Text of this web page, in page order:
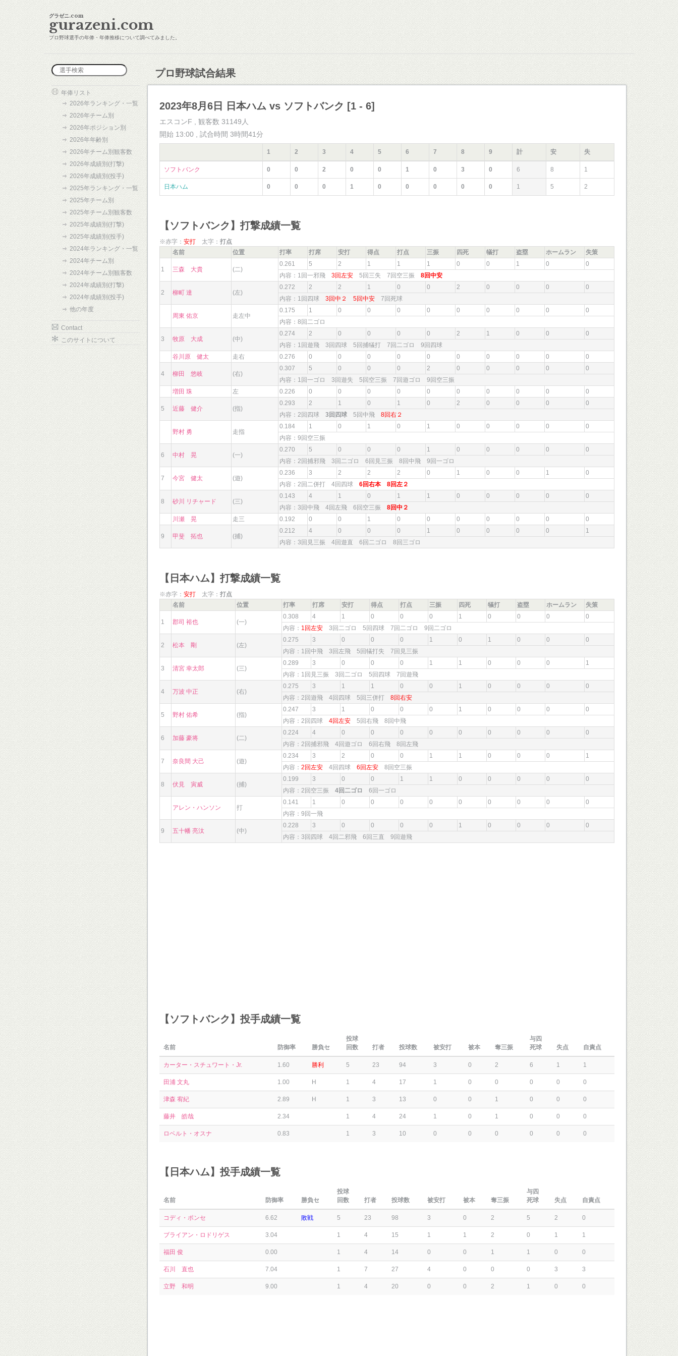
グラゼニ.com
gurazeni.com
プロ野球選手の年俸・年俸推移について調べてみました。
年俸リスト
2026年ランキング・一覧
2026年チーム別
2026年ポジション別
2026年年齢別
2026年チーム別観客数
2026年成績別(打撃)
2026年成績別(投手)
2025年ランキング・一覧
2025年チーム別
2025年チーム別観客数
2025年成績別(打撃)
2025年成績別(投手)
2024年ランキング・一覧
2024年チーム別
2024年チーム別観客数
2024年成績別(打撃)
2024年成績別(投手)
他の年度
Contact
このサイトについて
プロ野球試合結果
2023年8月6日 日本ハム vs ソフトバンク [1 - 6]
エスコンF , 観客数 31149人
開始 13:00 , 試合時間 3時間41分
1 2 3 4 5 6 7 8 9 計 安 失
ソフトバンク 0 0 2 0 0 1 0 3 0 6 8 1
日本ハム 0 0 0 1 0 0 0 0 0 1 5 2
【ソフトバンク】打撃成績一覧
※赤字： 安打 太字： 打点
名前
位置 打率 打席 安打 得点 打点 三振 四死 犠打 盗塁 ホームラン 失策
1 三森 大貴 (二)
0.261 5 2 1 1 1 0 0 1 0
0
内容：1回一邪飛 3回左安 5回三失 7回空三振 8回中安
2 柳町 達 (左)
0.272 2 2 1 0 0 2 0 0 0
0
内容：1回四球 3回中２ 5回中安 7回死球
周東 佑京 走左中
0.175 1 0 0 0 0 0 0 0 0
0
内容：8回二ゴロ
3 牧原 大成 (中)
0.274 2 0 0 0 0 2 1 0 0
0
内容：1回遊飛 3回四球 5回捕犠打 7回二ゴロ 9回四球
谷川原 健太
走右 0.276 0 0 0 0 0 0 0 0 0 0
4 柳田 悠岐 (右)
0.307 5 0 0 0 2 0 0 0 0
0
内容：1回一ゴロ 3回遊失 5回空三振 7回遊ゴロ 9回空三振
増田 珠
左 0.226 0 0 0 0 0 0 0 0 0 0
5 近藤 健介 (指)
0.293 2 1 0 1 0 2 0 0 0
0
内容：2回四球 3回四球 5回中飛 8回右２
野村 勇 走指
0.184 1 0 1 0 1 0 0 0 0
0
内容：9回空三振
6 中村 晃 (一)
0.270 5 0 0 0 1 0 0 0 0
0
内容：2回捕邪飛 3回二ゴロ 6回見三振 8回中飛 9回一ゴロ
7 今宮 健太 (遊)
0.236 3 2 2 2 0 1 0 0 1
0
内容：2回二併打 4回四球 6回右本 8回左２
8 砂川 リチャード (三)
0.143 4 1 0 1 1 0 0 0 0
0
内容：3回中飛 4回左飛 6回空三振 8回中２
川瀬 晃
走三 0.192 0 0 1 0 0 0 0 0 0 0
9 甲斐 拓也 (捕)
0.212 4 0 0 0 1 0 0 0 0
1
内容：3回見三振 4回遊直 6回二ゴロ 8回三ゴロ
【日本ハム】打撃成績一覧
※赤字： 安打 太字： 打点
名前
位置 打率 打席 安打 得点 打点 三振 四死 犠打 盗塁 ホームラン 失策
1 郡司 裕也 (一)
0.308 4 1 0 0 0 1 0 0 0
0
内容： 1回左安 3回二ゴロ 5回四球 7回二ゴロ 9回二ゴロ
2 松本 剛 (左)
0.275 3 0 0 0 1 0 1 0 0
0
内容：1回中飛 3回左飛 5回犠打失 7回見三振
3 清宮 幸太郎 (三)
0.289 3 0 0 0 1 1 0 0 0
1
内容：1回見三振 3回二ゴロ 5回四球 7回遊飛
4 万波 中正 (右)
0.275 3 1 1 0 0 1 0 0 0
0
内容：2回遊飛 4回四球 5回三併打 8回右安
5 野村 佑希 (指)
0.247 3 1 0 0 0 1 0 0 0
0
内容：2回四球 4回左安 5回右飛 8回中飛
6 加藤 豪将 (二)
0.224 4 0 0 0 0 0 0 0 0
0
内容：2回捕邪飛 4回遊ゴロ 6回右飛 8回左飛
7 奈良間 大己 (遊)
0.234 3 2 0 0 1 1 0 0 0
1
内容： 2回左安 4回四球 6回左安 8回空三振
8 伏見 寅威 (捕)
0.199 3 0 0 1 1 0 0 0 0
0
内容：2回空三振 4回二ゴロ 6回一ゴロ
アレン・ハンソン 打
0.141 1 0 0 0 0 0 0 0 0
0
内容：9回一飛
9 五十幡 亮汰 (中)
0.228 3 0 0 0 0 1 0 0 0
0
内容：3回四球 4回二邪飛 6回三直 9回遊飛
【ソフトバンク】投手成績一覧
名前 防御率 勝負セ
投球
回数
打者 投球数 被安打 被本 奪三振
与四
死球
失点 自責点
カーター・スチュワート・Jr. 1.60 勝利 5 23 94 3 0 2 6 1 1
田浦 文丸 1.00 H 1 4 17 1 0 0 0 0 0
津森 宥紀 2.89 H 1 3 13 0 0 1 0 0 0
藤井 皓哉 2.34 1 4 24 1 0 1 0 0 0
ロベルト・オスナ 0.83 1 3 10 0 0 0 0 0 0
【日本ハム】投手成績一覧
名前 防御率 勝負セ
投球
回数
打者 投球数 被安打 被本 奪三振
与四
死球
失点 自責点
コディ・ポンセ 6.62 敗戦 5 23 98 3 0 2 5 2 0
ブライアン・ロドリゲス 3.04 1 4 15 1 1 2 0 1 1
福田 俊 0.00 1 4 14 0 0 1 1 0 0
石川 直也 7.04 1 7 27 4 0 0 0 3 3
立野 和明 9.00 1 4 20 0 0 2 1 0 0